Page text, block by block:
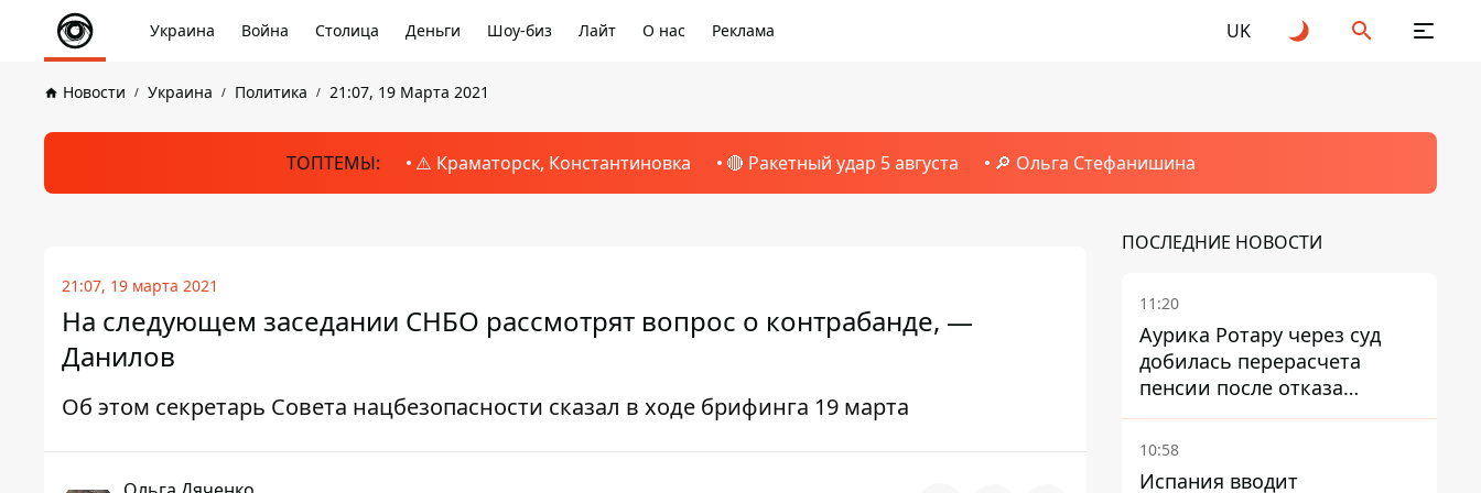
Украина Война Столица Деньги Шоу-биз Лайт О нас Реклама UK
Новости Украина Политика 21:07, 19 Марта 2021
ТОПТЕМЫ: ⚠️ Краматорск, Константиновка 🔴 Ракетный удар 5 августа 🔎 Ольга Стефанишина
21:07, 19 марта 2021
На следующем заседании СНБО рассмотрят вопрос о контрабанде, —
Данилов
Об этом секретарь Совета нацбезопасности сказал в ходе брифинга 19 марта
ПОСЛЕДНИЕ НОВОСТИ
11:20
Аурика Ротару через суд
добилась перерасчета
пенсии после отказа
Пенсионного фонда
10:58
Испания вводит